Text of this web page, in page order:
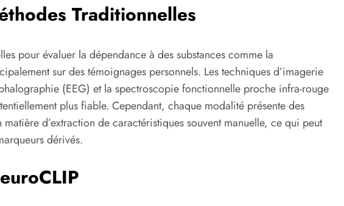
Traditionnelles
pour évaluer la dépendance à des substances comme la
sur des témoignages personnels. Les techniques d’imagerie
(EEG) et la spectroscopie fonctionnelle proche infra-rouge
plus fiable. Cependant, chaque modalité présente des
d’extraction de caractéristiques souvent manuelle, ce qui peut
dérivés.